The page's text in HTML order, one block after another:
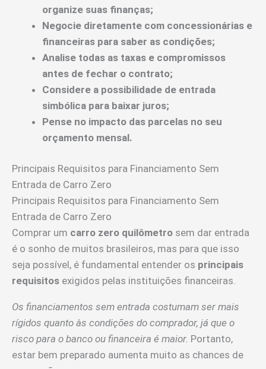
organize suas finanças;
Negocie diretamente com concessionárias e
financeiras para saber as condições;
Analise todas as taxas e compromissos
antes de fechar o contrato;
Considere a possibilidade de entrada
simbólica para baixar juros;
Pense no impacto das parcelas no seu
orçamento mensal.
Principais Requisitos para Financiamento Sem
Entrada de Carro Zero
Principais Requisitos para Financiamento Sem
Entrada de Carro Zero
Comprar um carro zero quilômetro sem dar entrada
é o sonho de muitos brasileiros, mas para que isso
seja possível, é fundamental entender os principais
requisitos exigidos pelas instituições financeiras.
Os financiamentos sem entrada costumam ser mais
rígidos quanto às condições do comprador, já que o
risco para o banco ou financeira é maior. Portanto,
estar bem preparado aumenta muito as chances de